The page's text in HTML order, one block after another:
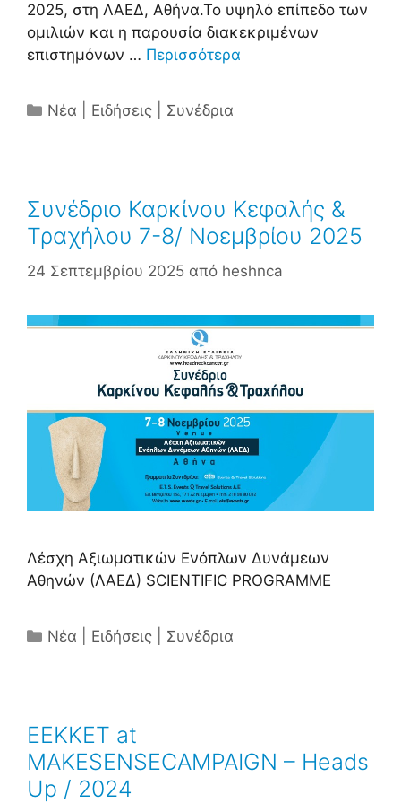
2025, στη ΛΑΕΔ, Αθήνα.Το υψηλό επίπεδο των
ομιλιών και η παρουσία διακεκριμένων
επιστημόνων … Περισσότερα
Κατηγορίες
Νέα | Ειδήσεις | Συνέδρια
Συνέδριο Καρκίνου Κεφαλής &
Τραχήλου 7-8/ Νοεμβρίου 2025
24 Σεπτεμβρίου 2025 από heshnca
Λέσχη Αξιωματικών Ενόπλων Δυνάμεων
Αθηνών (ΛΑΕΔ) SCIENTIFIC PROGRAMME
Κατηγορίες
Νέα | Ειδήσεις | Συνέδρια
ΕΕΚΚΕΤ at
MAKESENSECAMPAIGN – Heads
Up / 2024